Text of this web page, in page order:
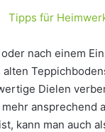
Tipps für
nach einem
Dielen
ansprechend
kann man auch